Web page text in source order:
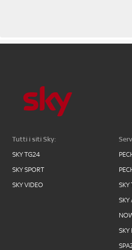
Tutti i siti Sky:
SKY TG24
SKY SPORT
SKY VIDEO
SKY
SKY
SKY